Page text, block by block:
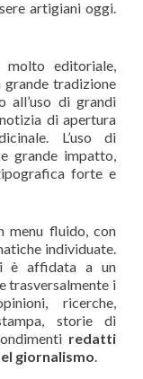
artigiani oggi.
molto editoriale,
tradizione
all’uso di grandi
di apertura
L’uso di
grande impatto,
forte e
menu fluido, con
individuate.
è affidata a un
trasversalmente i
ricerche,
storie di
redatti
giornalismo.